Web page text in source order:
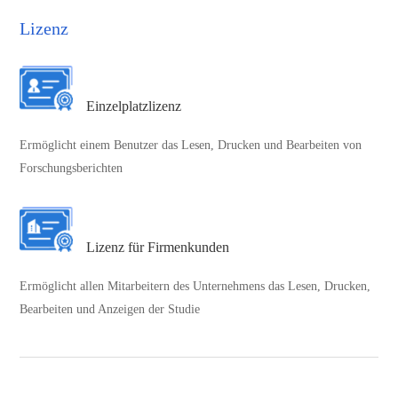
Lizenz
Einzelplatzlizenz
Ermöglicht einem Benutzer das Lesen, Drucken und Bearbeiten von
Forschungsberichten
Lizenz für Firmenkunden
Ermöglicht allen Mitarbeitern des Unternehmens das Lesen, Drucken,
Bearbeiten und Anzeigen der Studie